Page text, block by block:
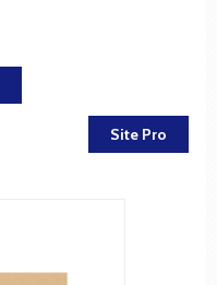
Site Pro